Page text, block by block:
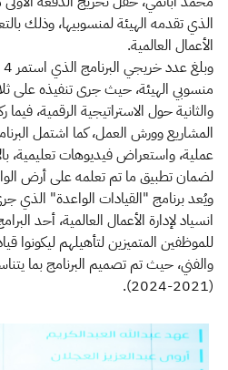
الذي تقدمه الهيئة لمنسوبيها، وذلك
الأعمال العالمية.
منسوبي الهيئة، حيث جرى تنفيذه على
والثانية حول الاستراتيجية الرقمية،
المشاريع وورش العمل، كما اشتمل
عملية، واستعراض فيديوهات تعليمية،
لضمان تطبيق ما تم تعلمه على أرض
ويُعد برنامج "القيادات الواعدة" الذي
انسياد لإدارة الأعمال العالمية، أحد
للموظفين المتميزين لتأهيلهم ليكونوا
والفني، حيث تم تصميم البرنامج بما
(2021-2024). ​